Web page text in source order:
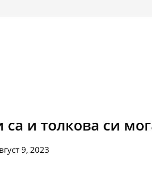
и толкова си
9, 2023